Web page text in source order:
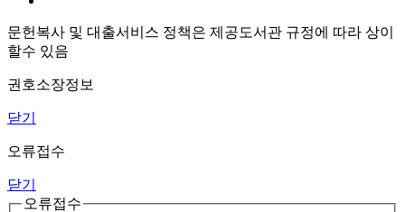
문헌복사 및 대출서비스 정책은 제공도서관 규정에 따라 상이
할수 있음
권호소장정보
닫기
오류접수
닫기
오류접수